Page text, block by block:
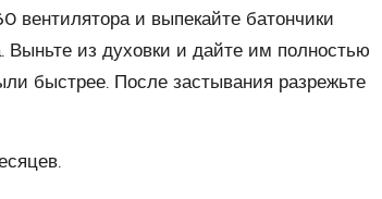
вентилятора и выпекайте батончики
Выньте из духовки и дайте им полностью
быстрее. После застывания разрежьте